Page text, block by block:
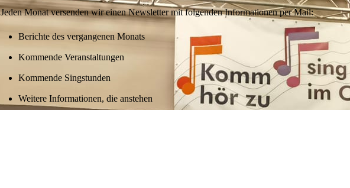
Jeden Monat versenden wir einen Newsletter mit folgenden Informationen per Mail:
Berichte des vergangenen Monats
Kommende Veranstaltungen
Kommende Singstunden
Weitere Informationen, die anstehen